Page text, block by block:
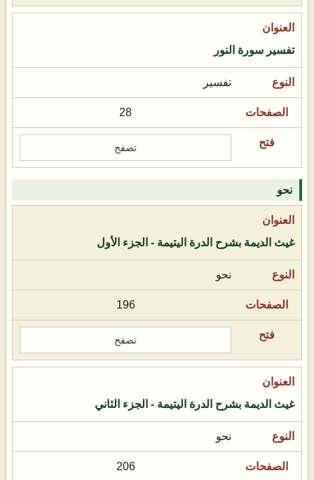
تفسير سورة النور
تفسير
28
تصفح
نحو
غيث الديمة بشرح الدرة اليتيمة - الجزء الأول
نحو
196
تصفح
غيث الديمة بشرح الدرة اليتيمة - الجزء الثاني
نحو
206